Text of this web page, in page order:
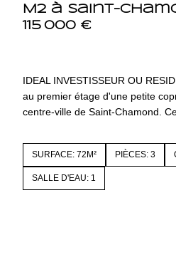
M2 à Saint-
115 000 €
IDEAL INVESTISSEUR OU
au premier étage d'une petite
centre-ville de Saint-Chamond.
SURFACE: 72M² PIÈCES: 3
SALLE D'EAU: 1